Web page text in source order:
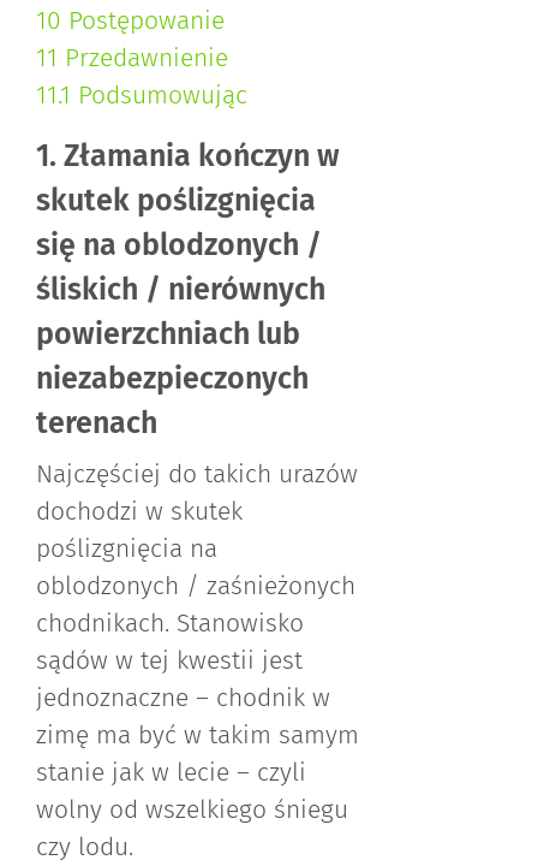
10 Postępowanie
11 Przedawnienie
11.1 Podsumowując
1. Złamania kończyn w
skutek poślizgnięcia
się na oblodzonych /
śliskich / nierównych
powierzchniach lub
niezabezpieczonych
terenach
Najczęściej do takich urazów
dochodzi w skutek
poślizgnięcia na
oblodzonych / zaśnieżonych
chodnikach. Stanowisko
sądów w tej kwestii jest
jednoznaczne – chodnik w
zimę ma być w takim samym
stanie jak w lecie – czyli
wolny od wszelkiego śniegu
czy lodu.